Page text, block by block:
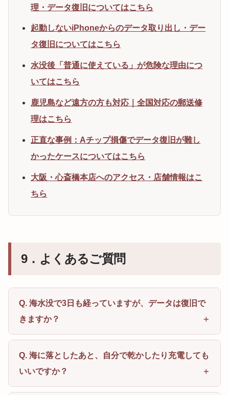
理・データ復旧についてはこちら
起動しないiPhoneからのデータ取り出し・デー
タ復旧についてはこちら
水没後「普通に使えている」が危険な理由につ
いてはこちら
鹿児島など遠方の方も対応｜全国対応の郵送修
理はこちら
正直な事例：Aチップ損傷でデータ復旧が難し
かったケースについてはこちら
大阪・心斎橋本店へのアクセス・店舗情報はこ
ちら
9．よくあるご質問
Q. 海水没で3日も経っていますが、データは復旧で
きますか？
Q. 海に落としたあと、自分で乾かしたり充電しても
いいですか？